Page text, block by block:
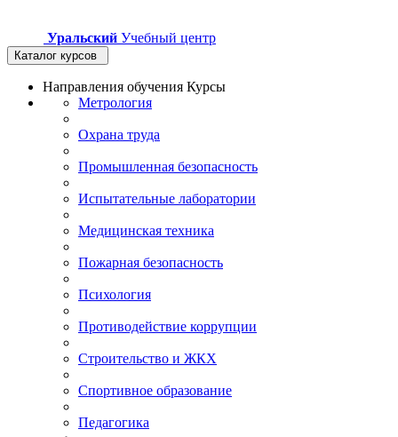
Уральский Учебный центр
Каталог курсов
Направления обучения Курсы
Метрология
Охрана труда
Промышленная безопасность
Испытательные лаборатории
Медицинская техника
Пожарная безопасность
Психология
Противодействие коррупции
Строительство и ЖКХ
Спортивное образование
Педагогика